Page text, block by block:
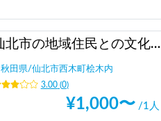
仙北市の地域住民との文化交流
秋田県/仙北市西木町桧木内
3.00(0)
¥1,000〜 /1人